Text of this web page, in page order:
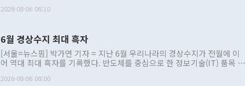
발언 중에는 정부 내 조율을 거치지 않은 사안을 정책으로 추진하겠다고 공
주의적 희망에 근거한 비현실적 구상'이라는 비판을 내놨다. 그동안 정 장
관의 대북 정책 관련 발언이 물의를 빚은 적은 여러 번 있지만 대통령과 유
관 부처 장관이 공개적으로 부정적 입장을 표명한 것은 이례적이다. 정 장
관의 무리한 대북 접근법과 월권을 제어해야 한다는 목소리도 높아지고 있
다. [정동영 통일부 장관이 지난달 23일 오후 서울 종로구 정부서울청사에
2026-08-06 06:10
6월 경상수지 최대 흑자
[서울=뉴스핌] 박가연 기자 = 지난 6월 우리나라의 경상수지가 전월에 이
어 역대 최대 흑자를 기록했다. 반도체를 중심으로 한 정보기술(IT) 품목 수
료=한국은행] 한국은행이 6일 발표한 '2026년 6월 국제수지(잠정)'에 따르
2026-08-06 08:00